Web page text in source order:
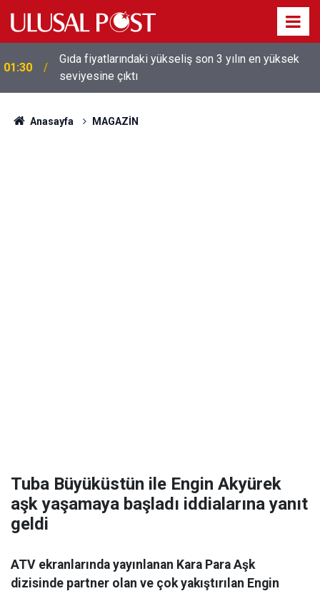
01:26
Galatasaray'dan sekiz kişi hakkında savcılığa suç
duyurusu
Anasayfa MAGAZİN
Tuba Büyüküstün ile Engin Akyürek
aşk yaşamaya başladı iddialarına yanıt
geldi
ATV ekranlarında yayınlanan Kara Para Aşk
dizisinde partner olan ve çok yakıştırılan Engin